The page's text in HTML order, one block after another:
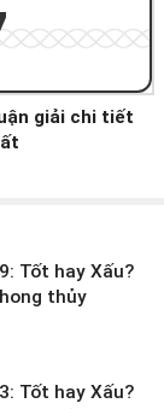
giải chi tiết
Tốt hay Xấu?
thủy
Tốt hay Xấu?